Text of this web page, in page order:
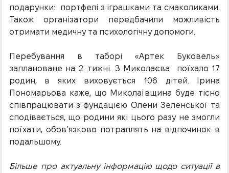
подарунки: портфелі з іграшками та смаколиками.
Також організатори передбачили можливість
отримати медичну та психологічну допомоги.
Перебування в таборі «Артек Буковель»
заплановане на 2 тижні. З Миколаєва поїхало 17
родин, в яких виховується 106 дітей. Ірина
Пономарьова каже, що Миколаївщина буде тісно
співпрацювати з фундацією Олени Зеленської та
сподівається, що родини які цього разу не змогли
поїхати, обовʼязково потраплять на відпочинок в
подальшому.
Більше про актуальну інформацію щодо ситуації в